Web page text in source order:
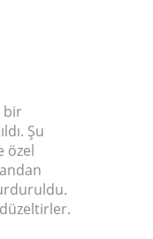
bir
Şu
özel
düzeltirler.